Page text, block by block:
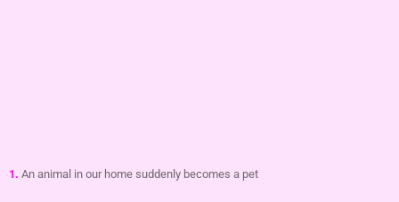
1. An animal in our home suddenly becomes a pet